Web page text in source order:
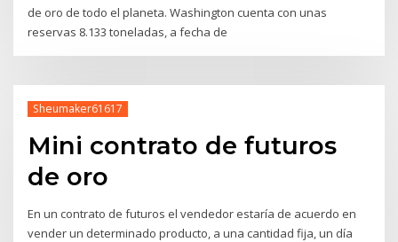
de oro de todo el planeta. Washington cuenta con unas
reservas 8.133 toneladas, a fecha de
Sheumaker61617
Mini contrato de futuros
de oro
En un contrato de futuros el vendedor estaría de acuerdo en
vender un determinado producto, a una cantidad fija, un día